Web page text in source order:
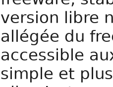
version libre
allégée du
accessible
simple et